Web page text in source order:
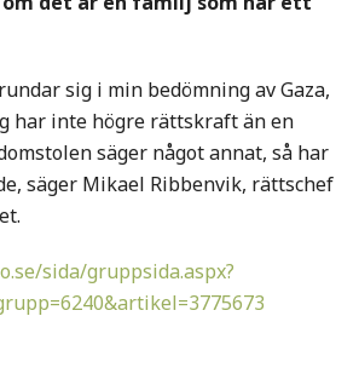
sig i min bedömning av Gaza,
har inte högre rättskraft än en
säger något annat, så har
säger Mikael Ribbenvik, rättschef
sida/gruppsida.aspx?